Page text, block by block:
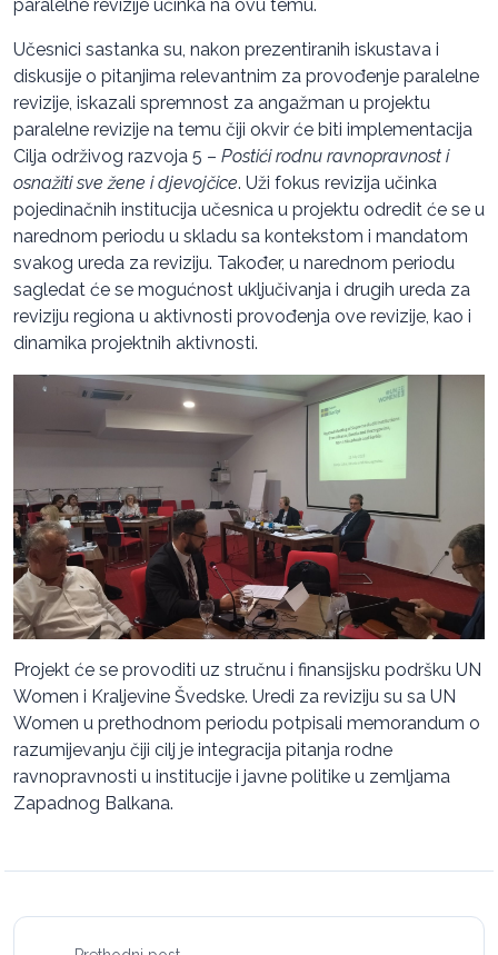
paralelne revizije učinka na ovu temu.
Učesnici sastanka su, nakon prezentiranih iskustava i
diskusije o pitanjima relevantnim za provođenje paralelne
revizije, iskazali spremnost za angažman u projektu
paralelne revizije na temu čiji okvir će biti implementacija
Cilja održivog razvoja 5 – Postići rodnu ravnopravnost i
osnažiti sve žene i djevojčice. Uži fokus revizija učinka
pojedinačnih institucija učesnica u projektu odredit će se u
narednom periodu u skladu sa kontekstom i mandatom
svakog ureda za reviziju. Također, u narednom periodu
sagledat će se mogućnost uključivanja i drugih ureda za
reviziju regiona u aktivnosti provođenja ove revizije, kao i
dinamika projektnih aktivnosti.
Projekt će se provoditi uz stručnu i finansijsku podršku UN
Women i Kraljevine Švedske. Uredi za reviziju su sa UN
Women u prethodnom periodu potpisali memorandum o
razumijevanju čiji cilj je integracija pitanja rodne
ravnopravnosti u institucije i javne politike u zemljama
Zapadnog Balkana.